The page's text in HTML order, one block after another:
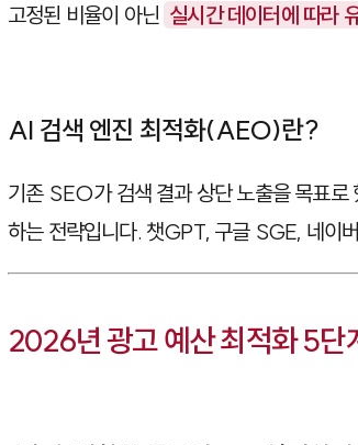
고정된 비율이 아닌 실시간 데이터에 따라
AI 검색 엔진 최적화(AEO)란?
기존 SEO가 검색 결과 상단 노출을 목표로
하는 전략입니다. 챗GPT, 구글 SGE, 네이
2026년 광고 예산 최적화 5단